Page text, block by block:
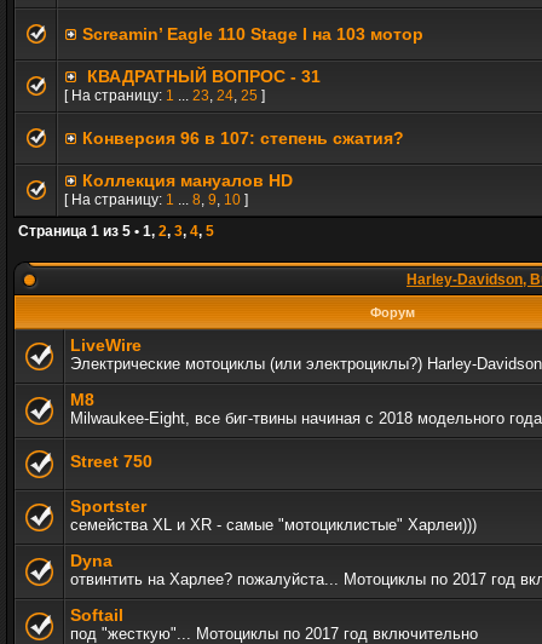
Screamin’ Eagle 110 Stage I на 103 мотор
КВАДРАТНЫЙ ВОПРОС - 31
[ На страницу: 1 ... 23, 24, 25 ]
Конверсия 96 в 107: степень сжатия?
Коллекция мануалов HD
[ На страницу: 1 ... 8, 9, 10 ]
Страница 1 из 5 • 1, 2, 3, 4, 5
Harley-Davidson,
Форум
LiveWire
Электрические мотоциклы (или электроциклы?) Harley-Davidson
M8
Milwaukee-Eight, все биг-твины начиная с 2018 модельного
Street 750
Sportster
семейства XL и XR - самые "мотоциклистые" Харлеи)))
Dyna
отвинтить на Харлее? пожалуйста... Мотоциклы по 2017 год
Softail
под "жесткую"... Мотоциклы по 2017 год включительно